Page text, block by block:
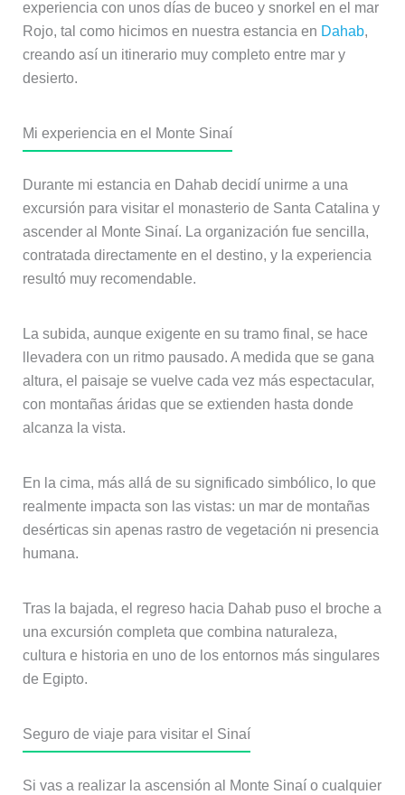
experiencia con unos días de buceo y snorkel en el mar
Rojo, tal como hicimos en nuestra estancia en Dahab,
creando así un itinerario muy completo entre mar y
desierto.
Mi experiencia en el Monte Sinaí
Durante mi estancia en Dahab decidí unirme a una
excursión para visitar el monasterio de Santa Catalina y
ascender al Monte Sinaí. La organización fue sencilla,
contratada directamente en el destino, y la experiencia
resultó muy recomendable.
La subida, aunque exigente en su tramo final, se hace
llevadera con un ritmo pausado. A medida que se gana
altura, el paisaje se vuelve cada vez más espectacular,
con montañas áridas que se extienden hasta donde
alcanza la vista.
En la cima, más allá de su significado simbólico, lo que
realmente impacta son las vistas: un mar de montañas
desérticas sin apenas rastro de vegetación ni presencia
humana.
Tras la bajada, el regreso hacia Dahab puso el broche a
una excursión completa que combina naturaleza,
cultura e historia en uno de los entornos más singulares
de Egipto.
Seguro de viaje para visitar el Sinaí
Si vas a realizar la ascensión al Monte Sinaí o cualquier